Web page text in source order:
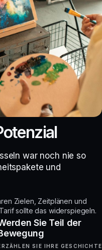
war noch nie so
und
Zielen, Zeitplänen und
sollte das widerspiegeln.
Sie Teil der
SIE IHRE GESCHICHTE